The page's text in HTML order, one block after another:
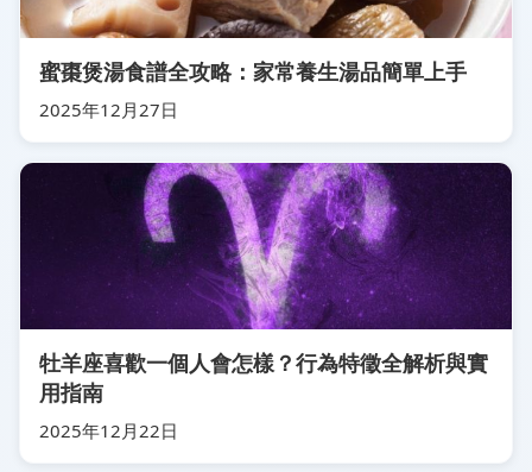
蜜棗煲湯食譜全攻略：家常養生湯品簡單上手
2025年12月27日
牡羊座喜歡一個人會怎樣？行為特徵全解析與實
用指南
2025年12月22日